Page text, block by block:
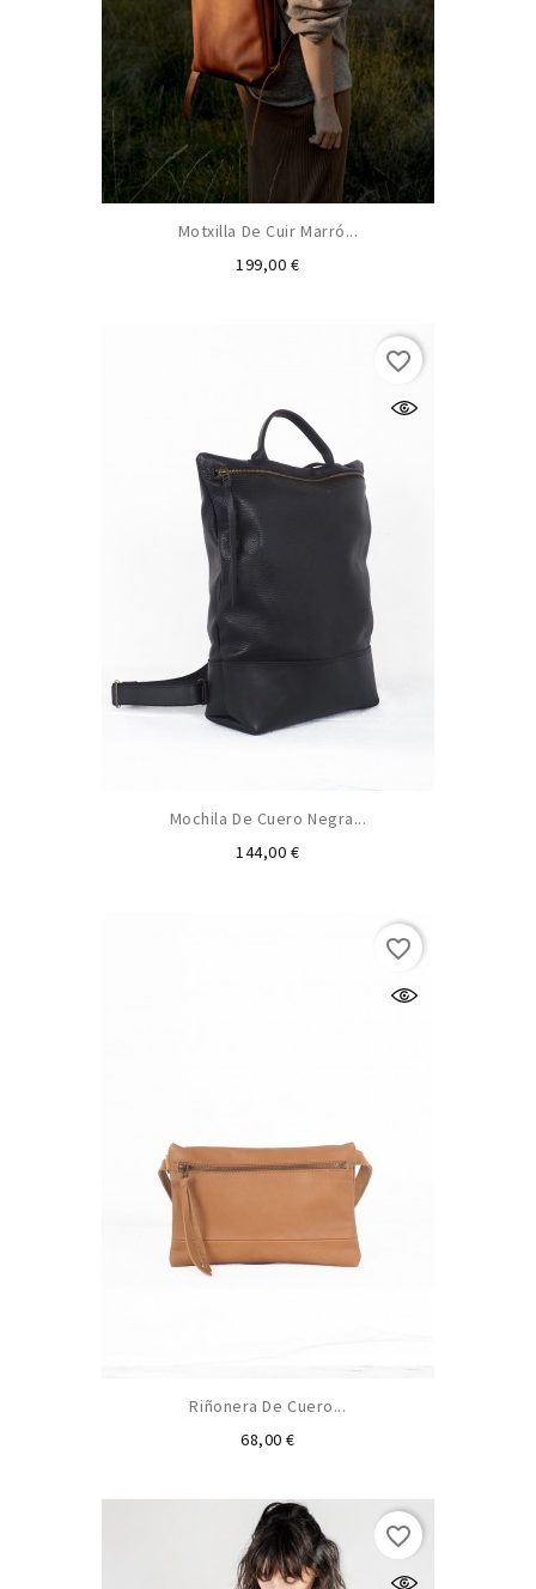
Motxilla De Cuir Marró...
199,00 €Preu
Mochila De Cuero Negra...
144,00 €Preu
favorite_border
Riñonera De Cuero...
68,00 €Preu
favorite_border
favorite_border